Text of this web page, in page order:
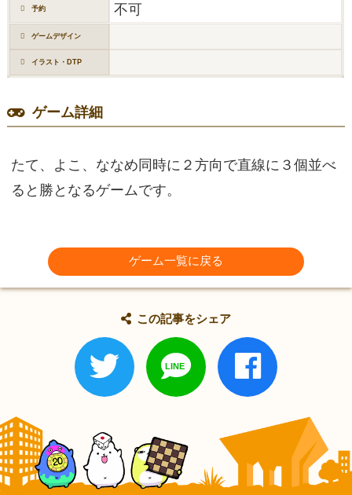
予約 不可
ゲームデザイン
イラスト・DTP
ゲーム詳細
たて、よこ、ななめ同時に２方向で直線に３個並べ
ると勝となるゲームです。
ゲーム一覧に戻る
この記事をシェア